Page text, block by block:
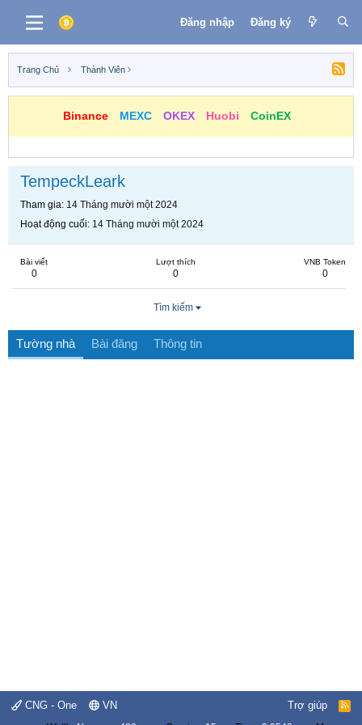
Đăng nhập Đăng ký
Trang Chủ Thành Viên
Binance MEXC OKEX Huobi CoinEX
TempeckLeark
Tham gia 14 Tháng mười một 2024
Hoạt động cuối 14 Tháng mười một 2024
Bài viết
0
Lượt thích
0
VNB Token
0
Tìm kiếm
Tường nhà Bài đăng Thông tin
CNG - One VN Trợ giúp
R